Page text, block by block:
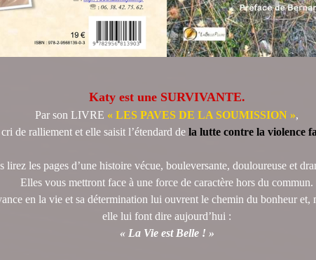
Katy est une SURVIVANTE.
Par son LIVRE « LES PAVES DE LA SOUMISSION »,
de ralliement et elle saisit l’étendard de la lutte contre la violence
lirez les pages d’une histoire vécue, bouleversante, douloureuse et
Elles vous mettront face à une force de caractère hors du commun.
en la vie et sa détermination lui ouvrent le chemin du bonheur et,
elle lui font dire aujourd’hui :
« La Vie est Belle ! »